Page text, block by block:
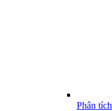
Phân tích